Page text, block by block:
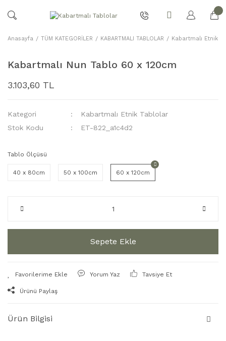
Anasayfa TÜM KATEGORİLER KABARTMALI TABLOLAR Kabartmalı Etnik
Kabartmalı Nun Tablo 60 x 120cm
3.103,60 TL
Kategori
Kabartmalı Etnik Tablolar
Stok Kodu
ET-822_a1c4d2
Tablo Ölçüsü
40 x 80cm 50 x 100cm 60 x 120cm
Sepete Ekle
Yorum Yaz Tavsiye Et
Ürünü Paylaş
Ürün Bilgisi